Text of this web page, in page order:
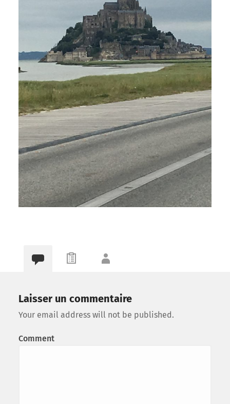
Laisser un commentaire
Your email address will not be published.
Comment